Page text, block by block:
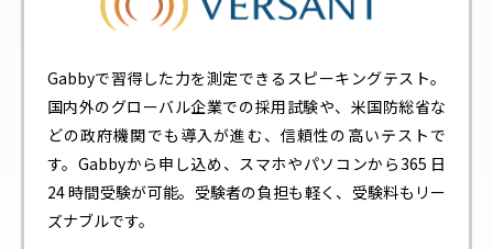
Gabbyで習得した力を測定できるスピーキングテスト。
国内外のグローバル企業での採用試験や、米国防総省な
どの政府機関でも導入が進む、信頼性の高いテストで
す。Gabbyから申し込め、スマホやパソコンから365 日
24 時間受験が可能。受験者の負担も軽く、受験料もリー
ズナブルです。